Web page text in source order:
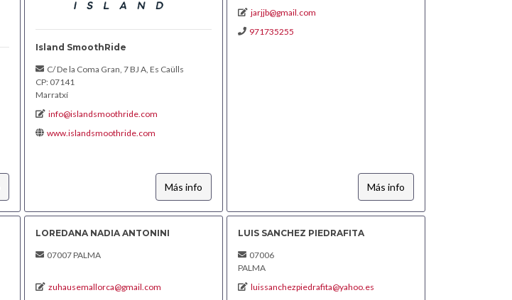
Island SmoothRide
C/ De la Coma Gran, 7 BJ A, Es Caülls
CP: 07141
Marratxí
info@islandsmoothride.com
www.islandsmoothride.com
Más info
jarjjb@gmail.com
971735255
Más info
LOREDANA NADIA ANTONINI
07007 PALMA
zuhausemallorca@gmail.com
LUIS SANCHEZ PIEDRAFITA
07006
PALMA
luissanchezpiedrafita@yahoo.es